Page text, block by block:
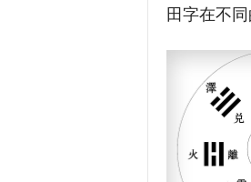
田字在不